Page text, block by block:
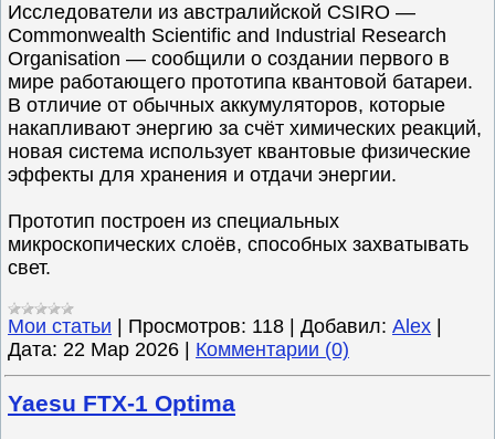
Исследователи из австралийской CSIRO —
Commonwealth Scientific and Industrial Research
Organisation — сообщили о создании первого в
мире работающего прототипа квантовой батареи.
В отличие от обычных аккумуляторов, которые
накапливают энергию за счёт химических реакций,
новая система использует квантовые физические
эффекты для хранения и отдачи энергии.
Прототип построен из специальных
микроскопических слоёв, способных захватывать
свет.
Мои статьи Просмотров: 118 Добавил: Alex
Дата: 22 Мар 2026 Комментарии (0)
Yaesu FTX-1 Optima